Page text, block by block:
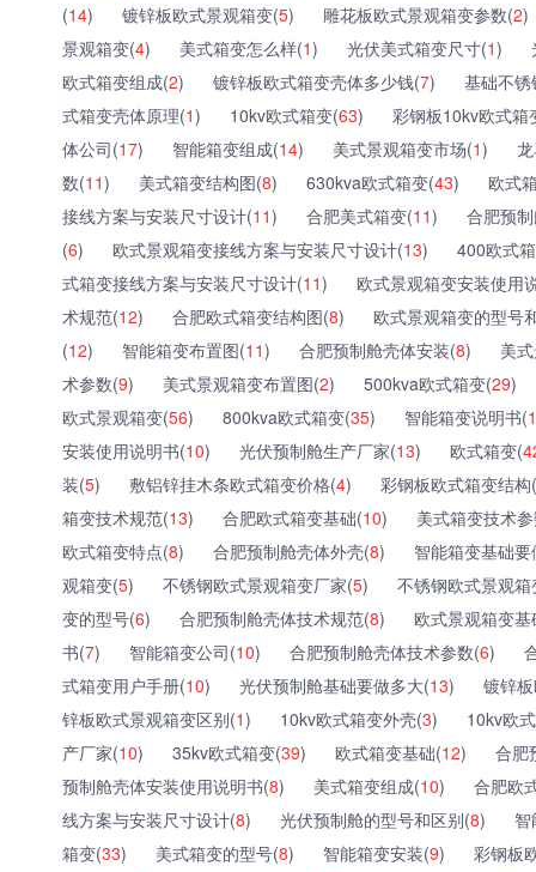
(14) 镀锌板欧式景观箱变(5) 雕花板欧式景观箱变参数(2)
景观箱变(4) 美式箱变怎么样(1) 光伏美式箱变尺寸(1)
欧式箱变组成(2) 镀锌板欧式箱变壳体多少钱(7)
基础不
式箱变壳体原理(1) 10kv欧式箱变(63)
彩钢板10kv欧式箱
体公司(17) 智能箱变组成(14) 美式景观箱变市场(1)
数(11) 美式箱变结构图(8) 630kva欧式箱变(43)
欧式
接线方案与安装尺寸设计(11) 合肥美式箱变(11)
合肥预
(6) 欧式景观箱变接线方案与安装尺寸设计(13)
400欧式
式箱变接线方案与安装尺寸设计(11)
欧式景观箱变安装使用
术规范(12) 合肥欧式箱变结构图(8)
欧式景观箱变的型号
(12) 智能箱变布置图(11) 合肥预制舱壳体安装(8)
美
术参数(9) 美式景观箱变布置图(2) 500kva欧式箱变(29)
欧式景观箱变(56) 800kva欧式箱变(35) 智能箱变说明书(
安装使用说明书(10) 光伏预制舱生产厂家(13) 欧式箱变(
装(5) 敷铝锌挂木条欧式箱变价格(4)
彩钢板欧式箱变结构(
箱变技术规范(13) 合肥欧式箱变基础(10)
美式箱变技术
欧式箱变特点(8) 合肥预制舱壳体外壳(8)
智能箱变基础
观箱变(5) 不锈钢欧式景观箱变厂家(5)
不锈钢欧式景观
变的型号(6) 合肥预制舱壳体技术规范(8)
欧式景观箱变基
书(7) 智能箱变公司(10) 合肥预制舱壳体技术参数(6)
式箱变用户手册(10) 光伏预制舱基础要做多大(13)
镀锌
锌板欧式景观箱变区别(1) 10kv欧式箱变外壳(3)
10kv欧
产厂家(10) 35kv欧式箱变(39) 欧式箱变基础(12)
合肥
预制舱壳体安装使用说明书(8) 美式箱变组成(10)
合肥欧
线方案与安装尺寸设计(8) 光伏预制舱的型号和区别(8)
箱变(33) 美式箱变的型号(8) 智能箱变安装(9)
彩钢板